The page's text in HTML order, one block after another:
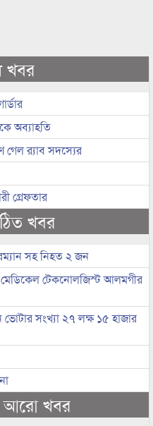
খবর
অব্যাহতি
গেল র‌্যাব সদস্যের
গ্রেফতার
খবর
সহ নিহত ২ জন
মেডিকেল টেকনোলজিস্ট আলমগীর
সংখ্যা ২৭ লক্ষ ১৫ হাজার
আরো খবর